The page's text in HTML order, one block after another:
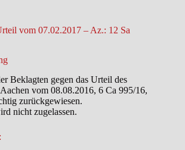
vom 07.02.2017 – Az.: 12 Sa
Beklagten gegen das Urteil des
vom 08.08.2016, 6 Ca 995/16,
zurückgewiesen.
nicht zugelassen.